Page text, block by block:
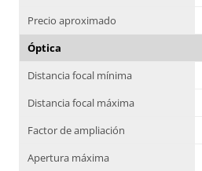
Precio aproximado
Óptica
Distancia focal mínima
Distancia focal máxima
Factor de ampliación
Apertura máxima